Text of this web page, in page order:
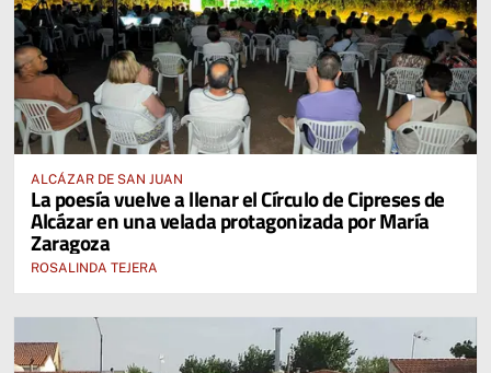
ALCÁZAR DE SAN JUAN
La poesía vuelve a llenar el Círculo de Cipreses de
Alcázar en una velada protagonizada por María
Zaragoza
ROSALINDA TEJERA